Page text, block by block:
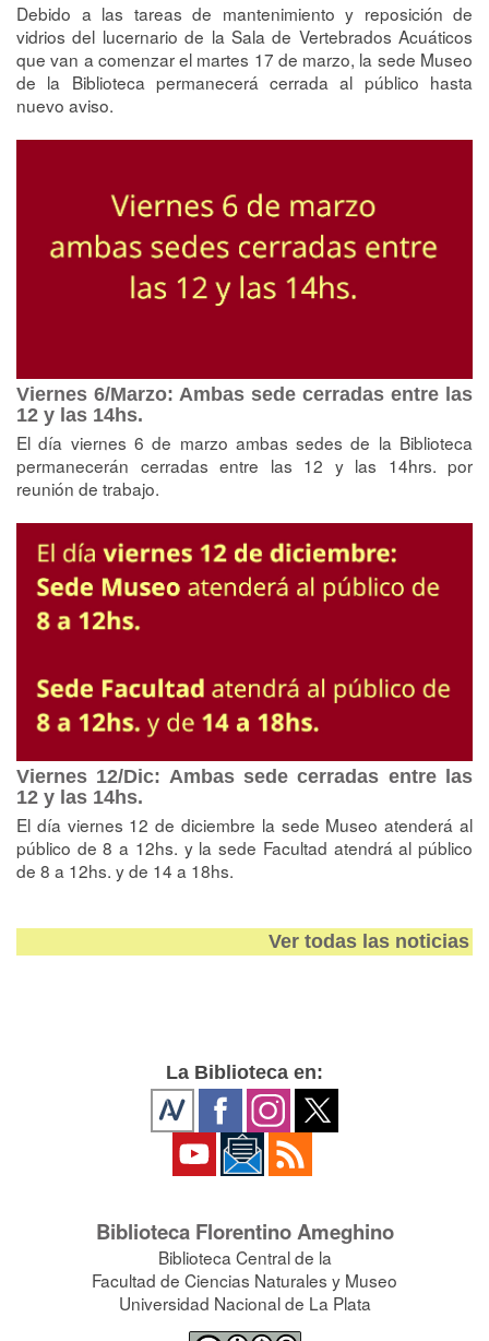
Debido a las tareas de mantenimiento y reposición de
vidrios del lucernario de la Sala de Vertebrados Acuáticos
que van a comenzar el martes 17 de marzo, la sede Museo
de la Biblioteca permanecerá cerrada al público hasta
nuevo aviso.
Viernes 6/Marzo: Ambas sede cerradas entre las
12 y las 14hs.
El día viernes 6 de marzo ambas sedes de la Biblioteca
permanecerán cerradas entre las 12 y las 14hrs. por
reunión de trabajo.
Viernes 12/Dic: Ambas sede cerradas entre las
12 y las 14hs.
El día viernes 12 de diciembre la sede Museo atenderá al
público de 8 a 12hs. y la sede Facultad atendrá al público
de 8 a 12hs. y de 14 a 18hs.
Ver todas las noticias
La Biblioteca en:
Biblioteca Florentino Ameghino
Biblioteca Central de la
Facultad de Ciencias Naturales y Museo
Universidad Nacional de La Plata